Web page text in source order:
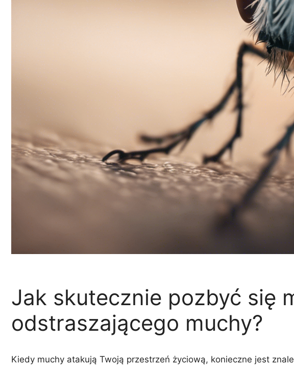
Jak skutecznie pozbyć się
odstraszającego muchy?
Kiedy muchy atakują Twoją przestrzeń życiową, konieczne jest